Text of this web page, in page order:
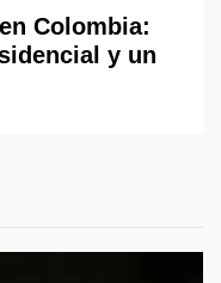
Colombia:
y un